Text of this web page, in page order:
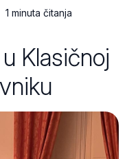
1 minuta čitanja
Klasičnoj